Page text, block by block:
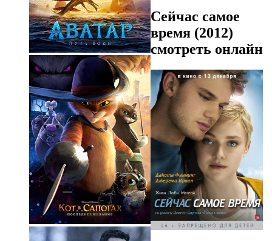
Сейчас самое
время (2012)
смотреть онлайн